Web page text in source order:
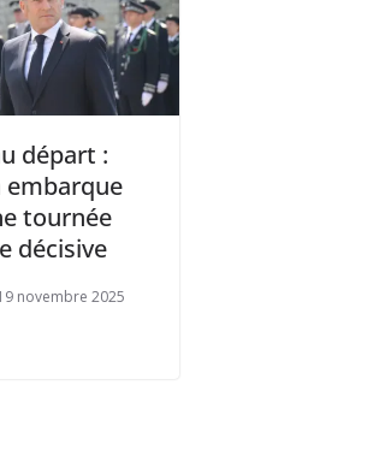
départ :
embarque
tournée
décisive
novembre 2025